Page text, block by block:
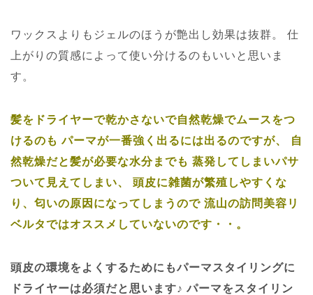
ワックスよりもジェルのほうが艶出し効果は抜群。
仕
上がりの質感によって使い分けるのもいいと思いま
す。
髪をドライヤーで乾かさないで自然乾燥でムースをつ
けるのも パーマが一番強く出るには出るのですが、
自
然乾燥だと髪が必要な水分までも 蒸発してしまいパサ
ついて見えてしまい、
頭皮に雑菌が繁殖しやすくな
り、匂いの原因になってしまうので 流山の訪問美容リ
ベルタではオススメしていないのです・・。
頭皮の環境をよくするためにもパーマスタイリングに
ドライヤーは必須だと思います♪ パーマをスタイリン